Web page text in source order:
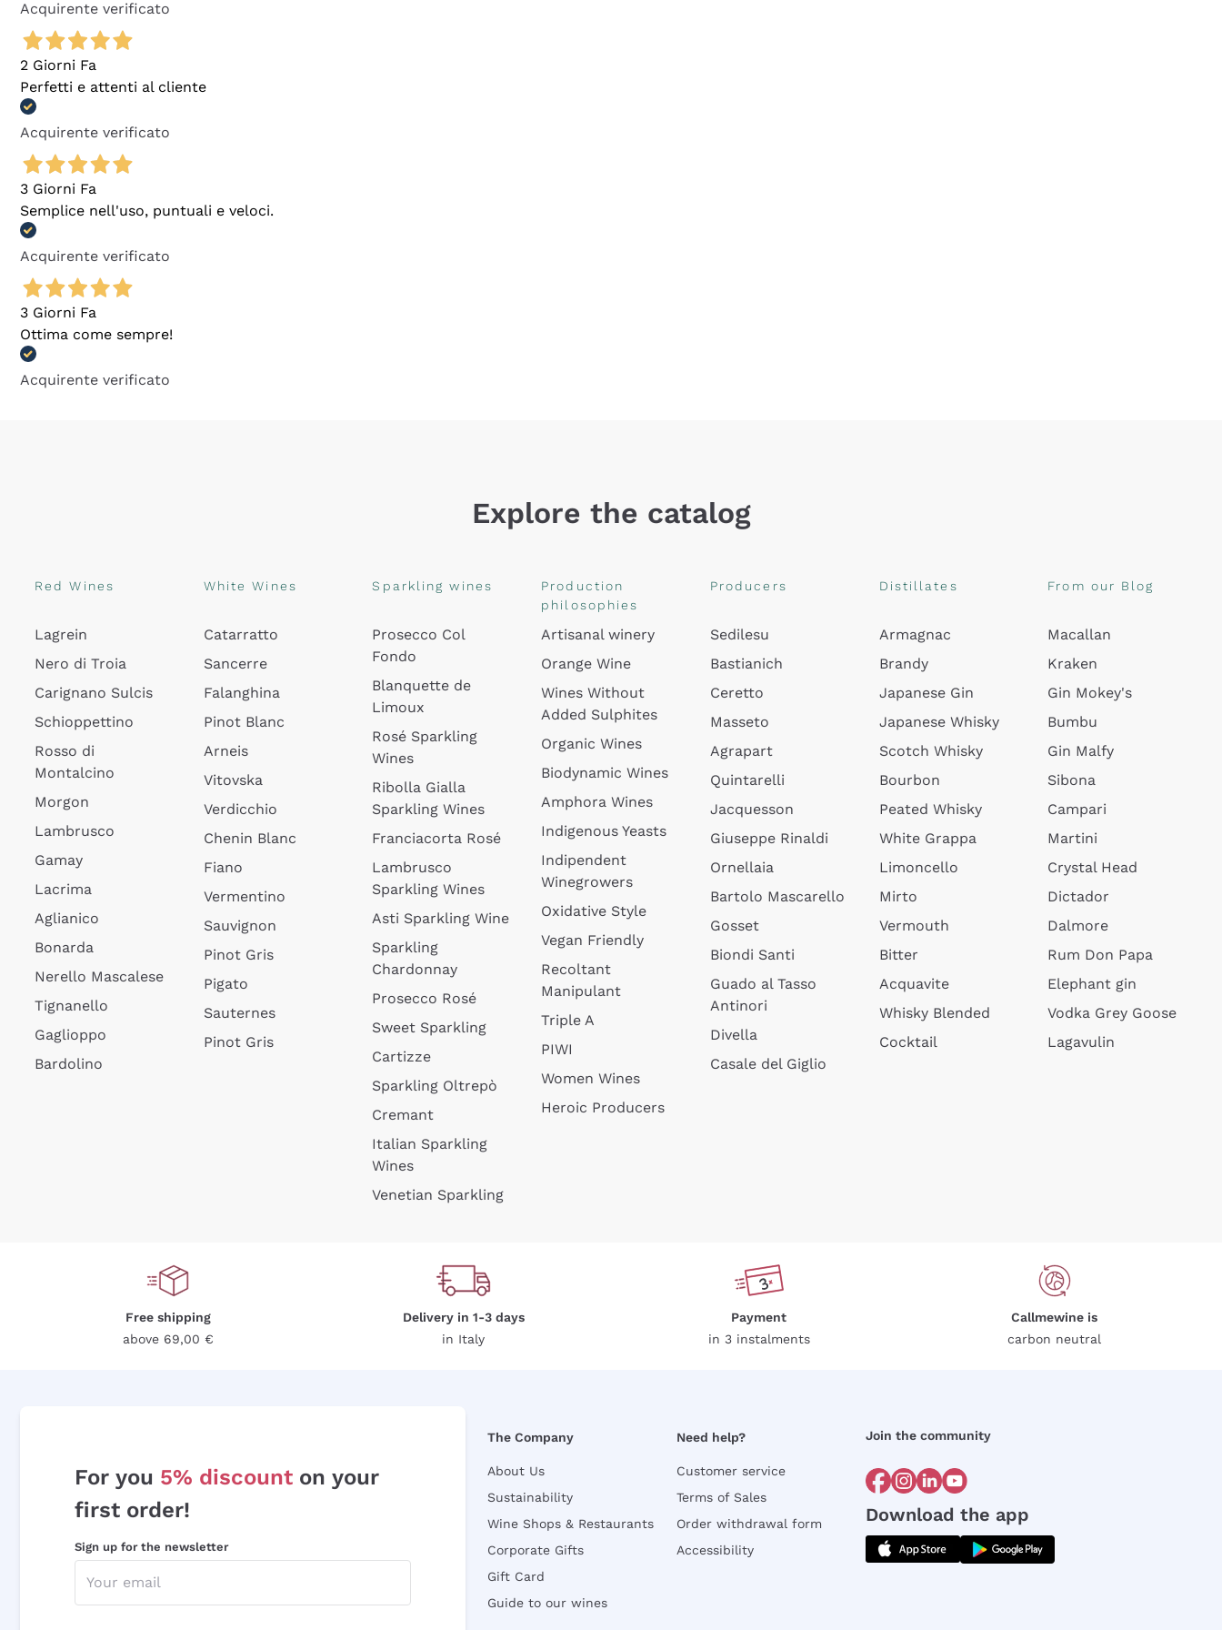
Acquirente verificato
2 Giorni Fa
Perfetti e attenti al cliente
Acquirente verificato
3 Giorni Fa
Semplice nell'uso, puntuali e veloci.
Acquirente verificato
3 Giorni Fa
Ottima come sempre!
Acquirente verificato
Explore the catalog
Red Wines
Lagrein
Nero di Troia
Carignano Sulcis
Schioppettino
Rosso di
Montalcino
Morgon
Lambrusco
Gamay
Lacrima
Aglianico
Bonarda
Nerello Mascalese
Tignanello
Gaglioppo
Bardolino
White Wines
Catarratto
Sancerre
Falanghina
Pinot Blanc
Arneis
Vitovska
Verdicchio
Chenin Blanc
Fiano
Vermentino
Sauvignon
Pinot Gris
Pigato
Sauternes
Pinot Gris
Sparkling wines
Prosecco Col
Fondo
Blanquette de
Limoux
Rosé Sparkling
Wines
Ribolla Gialla
Sparkling Wines
Franciacorta Rosé
Lambrusco
Sparkling Wines
Asti Sparkling Wine
Sparkling
Chardonnay
Prosecco Rosé
Sweet Sparkling
Cartizze
Sparkling Oltrepò
Cremant
Italian Sparkling
Wines
Venetian Sparkling
Production
philosophies
Artisanal winery
Orange Wine
Wines Without
Added Sulphites
Organic Wines
Biodynamic Wines
Amphora Wines
Indigenous Yeasts
Indipendent
Winegrowers
Oxidative Style
Vegan Friendly
Recoltant
Manipulant
Triple A
PIWI
Women Wines
Heroic Producers
Producers
Sedilesu
Bastianich
Ceretto
Masseto
Agrapart
Quintarelli
Jacquesson
Giuseppe Rinaldi
Ornellaia
Bartolo Mascarello
Gosset
Biondi Santi
Guado al Tasso
Antinori
Divella
Casale del Giglio
Distillates
Armagnac
Brandy
Japanese Gin
Japanese Whisky
Scotch Whisky
Bourbon
Peated Whisky
White Grappa
Limoncello
Mirto
Vermouth
Bitter
Acquavite
Whisky Blended
Cocktail
From our Blog
Macallan
Kraken
Gin Mokey's
Bumbu
Gin Malfy
Sibona
Campari
Martini
Crystal Head
Dictador
Dalmore
Rum Don Papa
Elephant gin
Vodka Grey Goose
Lagavulin
Free shipping
above 69,00 €
Delivery in 1-3 days
in Italy
Payment
in 3 instalments
Callmewine is
carbon neutral
For you 5% discount on your
first order!
Sign up for the newsletter
The Company
About Us
Sustainability
Wine Shops & Restaurants
Corporate Gifts
Gift Card
Guide to our wines
Need help?
Customer service
Terms of Sales
Order withdrawal form
Accessibility
Join the community
Download the app